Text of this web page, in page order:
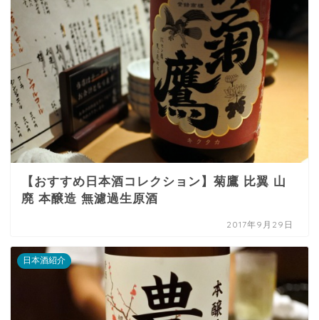
【おすすめ日本酒コレクション】菊鷹 比翼 山
廃 本醸造 無濾過生原酒
2017年9月29日
日本酒紹介